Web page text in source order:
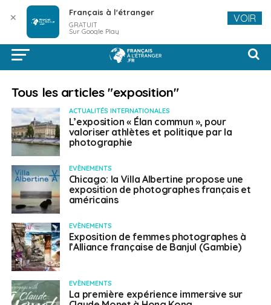
Tous les articles "exposition"
ACTUALITÉS INTERNATIONALES
L’exposition « Élan commun », pour
valoriser athlètes et politique par la
photographie
EVÈNEMENTS
Chicago: la Villa Albertine propose une
exposition de photographes français et
américains
EVÈNEMENTS
Exposition de femmes photographes à
l’Alliance française de Banjul (Gambie)
EVÈNEMENTS
La première expérience immersive sur
✕ Français à l'étranger
GRATUIT
Sur Google Play
VOIR